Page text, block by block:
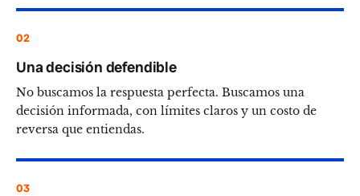
02
Una decisión defendible
No buscamos la respuesta perfecta. Buscamos una
decisión informada, con límites claros y un costo de
reversa que entiendas.
03